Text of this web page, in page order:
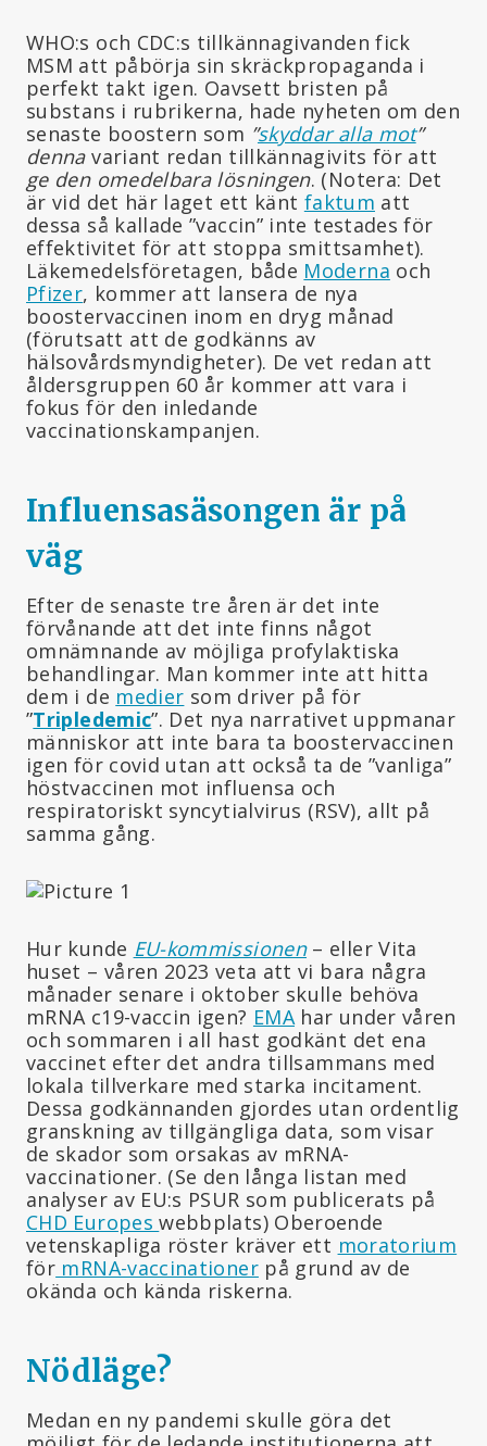
WHO:s och CDC:s tillkännagivanden fick
MSM att påbörja sin skräckpropaganda i
perfekt takt igen. Oavsett bristen på
substans i rubrikerna, hade nyheten om den
senaste boostern som ”skyddar alla mot”
dennavariant redan tillkännagivits för att
ge den omedelbara lösningen. (Notera: Det
är vid det här laget ett känt faktum att
dessa så kallade ”vaccin” inte testades för
effektivitet för att stoppa smittsamhet).
Läkemedelsföretagen, både Moderna och
Pfizer, kommer att lansera de nya
boostervaccinen inom en dryg månad
(förutsatt att de godkänns av
hälsovårdsmyndigheter). De vet redan att
åldersgruppen 60 år kommer att vara i
fokus för den inledande
vaccinationskampanjen.
Influensasäsongen är på
väg
Efter de senaste tre åren är det inte
förvånande att det inte finns något
omnämnande av möjliga profylaktiska
behandlingar. Man kommer inte att hitta
dem i de medier som driver på för
”Tripledemic”. Det nya narrativet uppmanar
människor att inte bara ta boostervaccinen
igen för covid utan att också ta de ”vanliga”
höstvaccinen mot influensa och
respiratoriskt syncytialvirus (RSV), allt på
samma gång.
Hur kunde EU-kommissionen– eller Vita
huset – våren 2023 veta att vi bara några
månader senare i oktober skulle behöva
mRNA c19-vaccin igen? EMAhar under våren
och sommaren i all hast godkänt det ena
vaccinet efter det andra tillsammans med
lokala tillverkare med starka incitament.
Dessa godkännanden gjordes utan ordentlig
granskning av tillgängliga data, som visar
de skador som orsakas av mRNA-
vaccinationer. (Se den långa listan med
analyser av EU:s PSUR som publicerats på
CHD Europeswebbplats) Oberoende
vetenskapliga röster kräver ett moratorium
för mRNA-vaccinationerpå grund av de
okända och kända riskerna.
Nödläge?
Medan en ny pandemi skulle göra det